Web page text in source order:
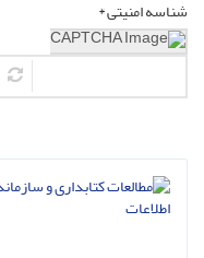
شناسه امنیتی *